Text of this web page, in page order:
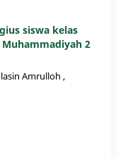
siswa kelas
2
Amrulloh ,